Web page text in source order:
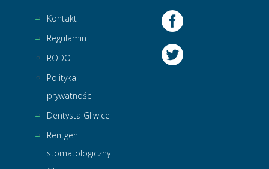
Kontakt
Regulamin
RODO
Polityka
prywatności
Dentysta Gliwice
Rentgen
stomatologiczny